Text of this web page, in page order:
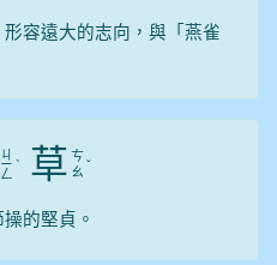
容遠大的志向，與「燕雀
ㄐ
ㄧ
ㄥ
ˋ 草 ㄘ
ㄠ ˇ
的堅貞。